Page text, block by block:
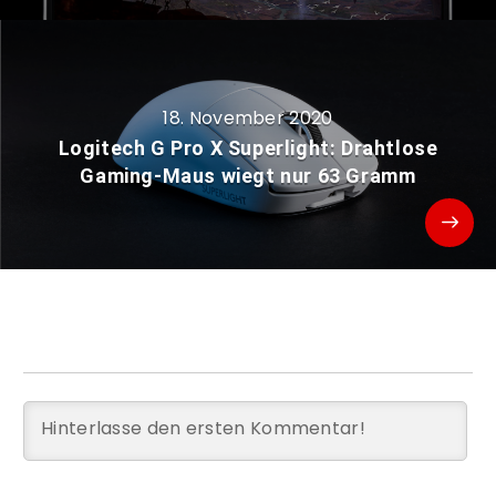
18. November 2020
Logitech G Pro X Superlight: Drahtlose
Gaming-Maus wiegt nur 63 Gramm